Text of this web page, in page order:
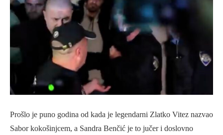
Prošlo je puno godina od kada je legendarni Zlatko Vitez nazvao
Sabor kokošinjcem, a Sandra Benčić je to jučer i doslovno